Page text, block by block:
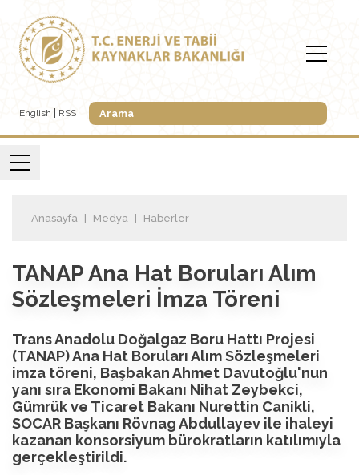
English RSS
Anasayfa Medya Haberler
TANAP Ana Hat Boruları Alım
Sözleşmeleri İmza Töreni
Trans Anadolu Doğalgaz Boru Hattı Projesi
(TANAP) Ana Hat Boruları Alım Sözleşmeleri
imza töreni, Başbakan Ahmet Davutoğlu'nun
yanı sıra Ekonomi Bakanı Nihat Zeybekci,
Gümrük ve Ticaret Bakanı Nurettin Canikli,
SOCAR Başkanı Rövnag Abdullayev ile ihaleyi
kazanan konsorsiyum bürokratların katılımıyla
gerçekleştirildi.